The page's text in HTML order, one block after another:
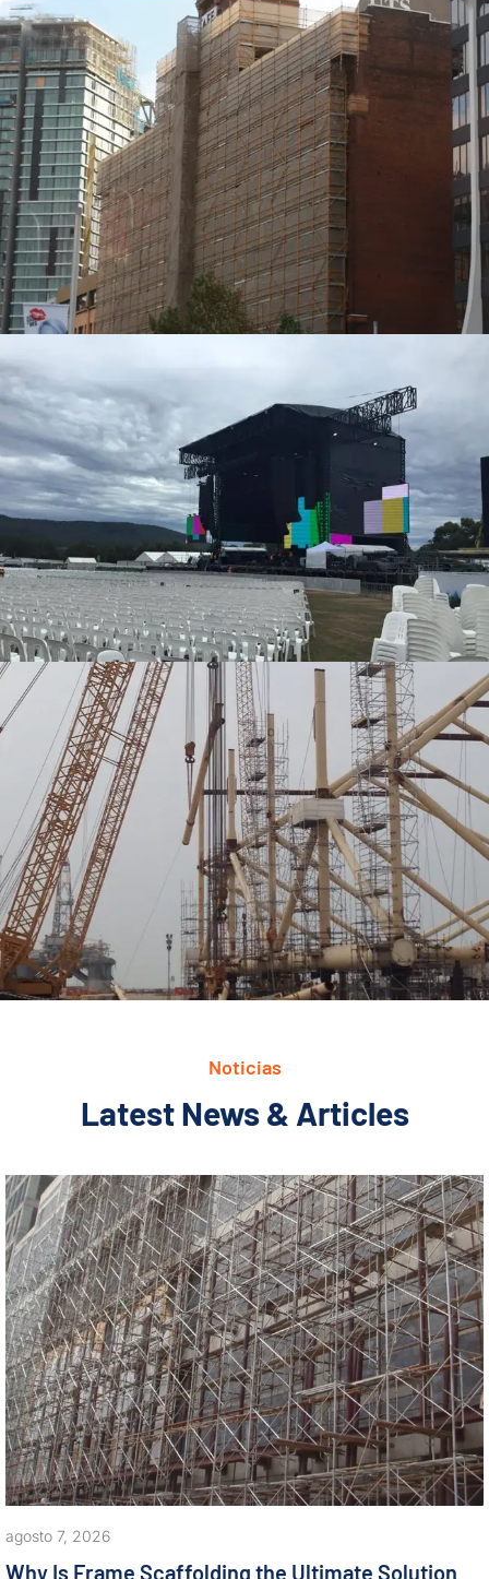
Noticias
Latest News & Articles
agosto 7, 2026
Why Is Frame Scaffolding the Ultimate Solution